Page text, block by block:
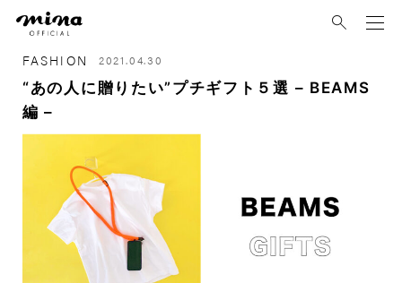
FASHION 2021.04.30
“あの人に贈りたい”プチギフト５選 – BEAMS
編 –